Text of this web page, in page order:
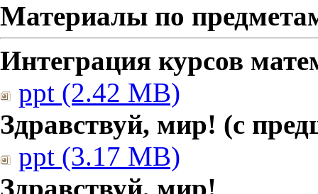
Материалы по
Интеграция курсов
ppt (2.42 MB)
Здравствуй, мир! (с
ppt (3.17 MB)